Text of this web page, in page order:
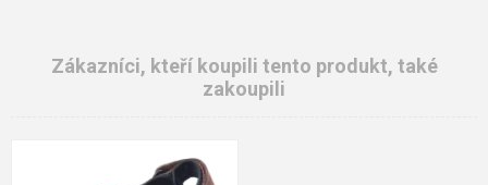
Zákazníci, kteří koupili tento produkt, také
zakoupili